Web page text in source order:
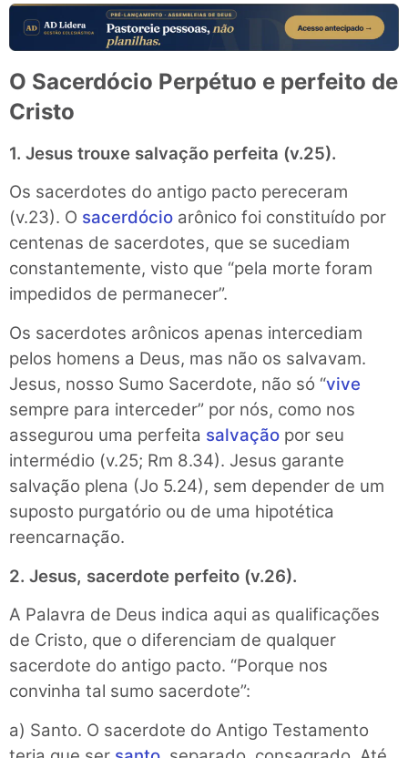
O Sacerdócio Perpétuo e perfeito de
Cristo
1. Jesus trouxe salvação perfeita (v.25).
Os sacerdotes do antigo pacto pereceram
(v.23). O sacerdócio arônico foi constituído por
centenas de sacerdotes, que se sucediam
constantemente, visto que “pela morte foram
impedidos de permanecer”.
Os sacerdotes arônicos apenas intercediam
pelos homens a Deus, mas não os salvavam.
Jesus, nosso Sumo Sacerdote, não só “vive
sempre para interceder” por nós, como nos
assegurou uma perfeita salvação por seu
intermédio (v.25; Rm 8.34). Jesus garante
salvação plena (Jo 5.24), sem depender de um
suposto purgatório ou de uma hipotética
reencarnação.
2. Jesus, sacerdote perfeito (v.26).
A Palavra de Deus indica aqui as qualificações
de Cristo, que o diferenciam de qualquer
sacerdote do antigo pacto. “Porque nos
convinha tal sumo sacerdote”:
a) Santo. O sacerdote do Antigo Testamento